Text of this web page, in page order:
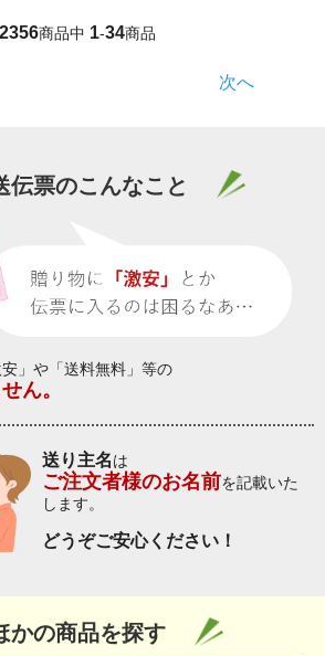
2356商品中 1-34商品
次へ
伝票のこんなこと
」や「送料無料」等の
ん。
送り主名は
ご注文者様のお名前を記載いた
します。
どうぞご安心ください！
かの商品を探す